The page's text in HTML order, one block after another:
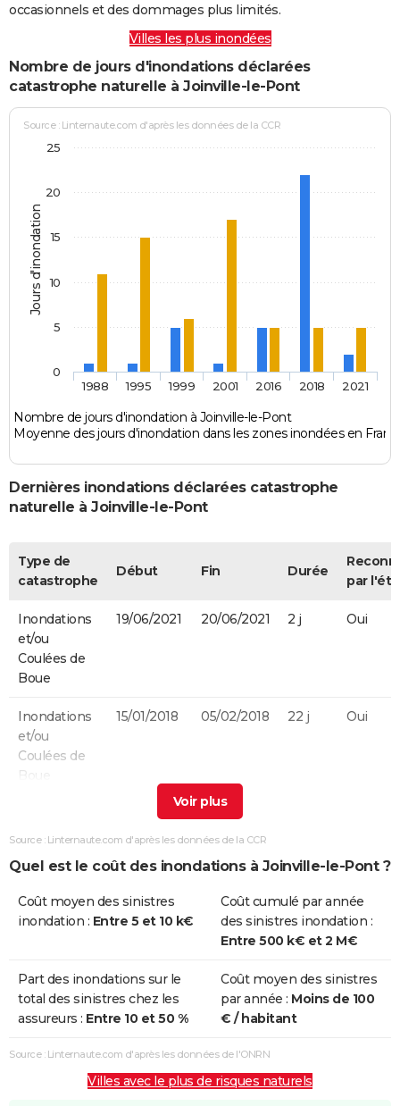
occasionnels et des dommages plus limités.
Villes les plus inondées
Nombre de jours d'inondations déclarées
catastrophe naturelle à Joinville-le-Pont
Jours d'inondation
Source : Linternaute.com d'après les données de la CCR
Nombre de jours d'inondation à Joinville-le-Pont
Moyenne des jours d'inondation dans les zones inondées en
1988 1995 1999 2001 2016 2018 2021
0
5
10
15
20
25
Dernières inondations déclarées catastrophe
naturelle à Joinville-le-Pont
Type de
catastrophe
Début Fin Durée
par
Inondations
et/ou
Coulées de
Boue
19/06/2021 20/06/2021 2 j Oui
Inondations
et/ou
Coulées de
Boue
15/01/2018 05/02/2018 22 j Oui
Remontée
01/06/2016 05/06/2016
et/ou
Coulées de
Inondations
et/ou
Coulées de
Boue
27/07/2001 27/07/2001 1 j Oui
Inondations
25/12/1999 29/12/1999 5 j
Source : Linternaute.com d'après les données de la CCR
Quel est le coût des inondations à Joinville-le-Pont ?
Coût moyen des sinistres
inondation : Entre 5 et 10 k€
Coût cumulé par année
des sinistres inondation :
Entre 500 k€ et 2 M€
Part des inondations sur le
total des sinistres chez les
assureurs : Entre 10 et 50 %
Coût moyen des sinistres
par année : Moins de 100
€ / habitant
Source : Linternaute.com d'après les données de l'ONRN
Villes avec le plus de risques naturels